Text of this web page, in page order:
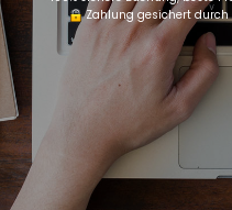
Zahlung gesichert durch